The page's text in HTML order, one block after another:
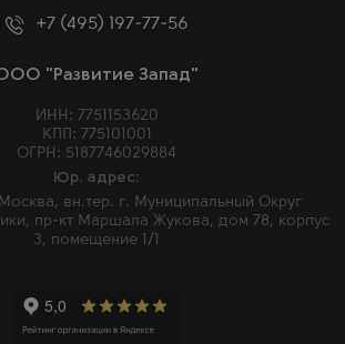
+7 (495) 197-77-56
"Развитие Запад"
ИНН: 7751153620
КПП: 775101001
ОГРН: 5187746029884
Юр. адрес:
вн.тер. г. Муниципальный Округ
пр-кт Маршала Жукова, дом 78, корпус
3, помещение 1/1